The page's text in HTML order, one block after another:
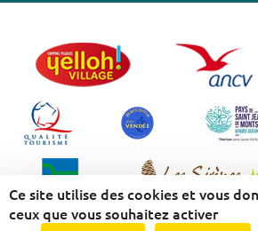
Ce site utilise des cookies et vous
ceux que vous souhaitez activer